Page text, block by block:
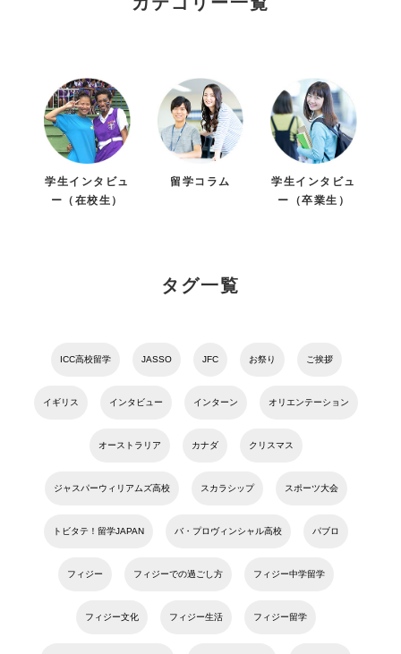
学生インタビュ
ー（在校生）
留学コラム
学生インタビュ
ー（卒業生）
タグ一覧
ICC高校留学 JASSO JFC お祭り ご挨拶
イギリス インタビュー インターン オリエンテーション
オーストラリア カナダ クリスマス
ジャスパーウィリアムズ高校 スカラシップ スポーツ大会
トビタテ！留学JAPAN バ・プロヴィンシャル高校 パブロ
フィジー フィジーでの過ごし方 フィジー中学留学
フィジー文化 フィジー生活 フィジー留学